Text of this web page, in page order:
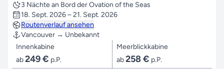
3 Nächte an Bord der Ovation of the Seas
18. Sept. 2026 – 21. Sept. 2026
Routenverlauf ansehen
Vancouver → Unbekannt
Innenkabine
ab249 € p.P.
Meerblickkabine
ab258 € p.P.